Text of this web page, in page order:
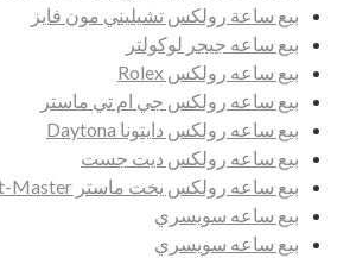
بيع ساعة رولكس تشيليني مون فايز
بيع ساعه جيجر لوكولتر
بيع ساعه رولكس Rolex
بيع ساعه رولكس جي ام تي ماستر
بيع ساعه رولكس دايتونا Daytona
بيع ساعه رولكس ديت جست
بيع ساعه رولكس يخت ماستر Rolex Yacht-Master
بيع ساعه سويسري
بيع ساعه سويسري